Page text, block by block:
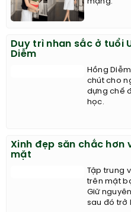
mạng.
Duy trì nhan sắc ở tuổi
Diễm
Hồng
chút cho
dựng chế
học.
Xinh đẹp săn chắc hơn
mặt
Tập trung
trên mặt
Giữ
sau đó trở